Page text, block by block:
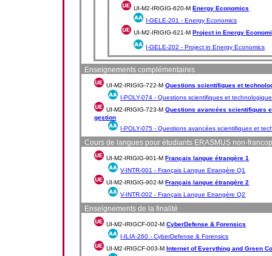
UI-M2-IRIGIG-620-MEnergy Economics
I-GELE-201 -Energy Economics
UI-M2-IRIGIG-621-MProject in Energy
I-GELE-202 -Project in Energy Economics
Enseignements complémentaires
UI-M2-IRIGIG-722-MQuestions scientifiques et
I-POLY-074 -Questions scientifiques et
UI-M2-IRIGIG-723-MQuestions avancées scientifiques
gestion
I-POLY-075 -Questions avancées scientifiques et
Cours de langues pour étudiants ERASMUS non-
UI-M2-IRIGIG-901-MFrançais langue étrangère 1
V-INTR-001 -Français Langue Etrangère Q1
UI-M2-IRIGIG-902-MFrançais langue étrangère 2
V-INTR-002 -Français Langue Etrangère Q2
Enseignements de la finalité
UI-M2-IRIGCF-002-MCyberDefense & Forensics
I-ILIA-260 -CyberDefense & Forensics
UI-M2-IRIGCF-003-MInternet of Everything and Green